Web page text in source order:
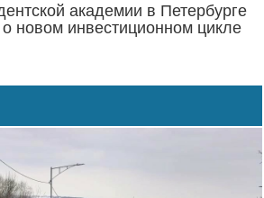
академии в Петербурге
новом инвестиционном цикле